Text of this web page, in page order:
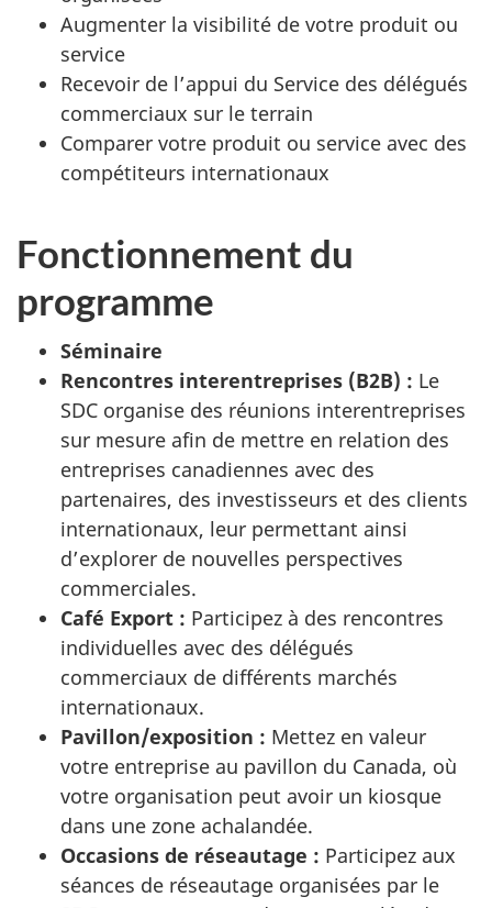
Augmenter la visibilité de votre produit ou
service
Recevoir de l’appui du Service des délégués
commerciaux sur le terrain
Comparer votre produit ou service avec des
compétiteurs internationaux
Fonctionnement du
programme
Séminaire
Rencontres interentreprises (B2B) : Le
SDC organise des réunions interentreprises
sur mesure afin de mettre en relation des
entreprises canadiennes avec des
partenaires, des investisseurs et des clients
internationaux, leur permettant ainsi
d’explorer de nouvelles perspectives
commerciales.
Café Export : Participez à des rencontres
individuelles avec des délégués
commerciaux de différents marchés
internationaux.
Pavillon/exposition : Mettez en valeur
votre entreprise au pavillon du Canada, où
votre organisation peut avoir un kiosque
dans une zone achalandée.
Occasions de réseautage : Participez aux
séances de réseautage organisées par le